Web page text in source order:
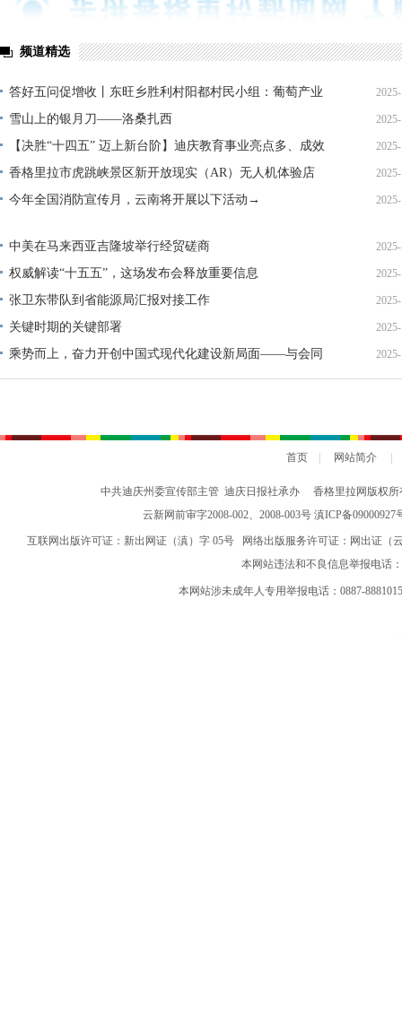
频道精选
答好五问促增收丨东旺乡胜利村阳都村民小组：葡萄产业
铺就“甜蜜”增收路
雪山上的银月刀——洛桑扎西
【决胜“十四五” 迈上新台阶】迪庆教育事业亮点多、成效
显——培根铸魂育桃李
香格里拉市虎跳峡景区新开放现实（AR）无人机体验店
今年全国消防宣传月，云南将开展以下活动→
中美在马来西亚吉隆坡举行经贸磋商
权威解读“十五五”，这场发布会释放重要信息
张卫东带队到省能源局汇报对接工作
关键时期的关键部署
乘势而上，奋力开创中国式现代化建设新局面——与会同
志谈贯彻落实党的二十届四中全会精神